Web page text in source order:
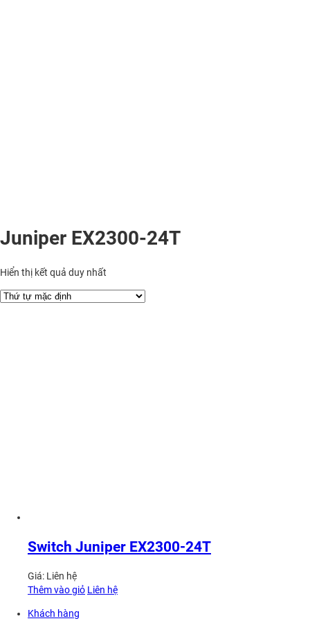
Juniper EX2300-24T
Hiển thị kết quả duy nhất
Switch Juniper EX2300-24T
Giá: Liên hệ
Thêm vào giỏ Liên hệ
Khách hàng